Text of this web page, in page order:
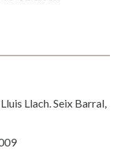
Llach. Seix Barral,